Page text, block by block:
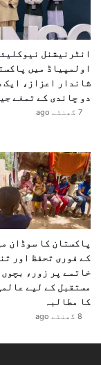
انٹرنیشنل
اولمپیاڈ میں
شاندار اعزاز، ایک
دو چاندی کے تمغے
7 گھنٹے ago
پاکستان کا سوڈان
کے فوری تحفظ اور
خاتمے پر زور، بچوں
مستقبل کے لیے
کا مطالبہ
8 گھنٹے ago